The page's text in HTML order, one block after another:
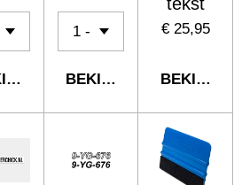
DETAILSBEKIJK DETAILS
€ 25,95
BEKIJK